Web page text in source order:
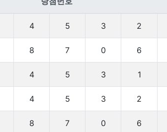
4 5 3 2
8 7 0 6
4 5 3 1
4 5 3 2
8 7 0 6